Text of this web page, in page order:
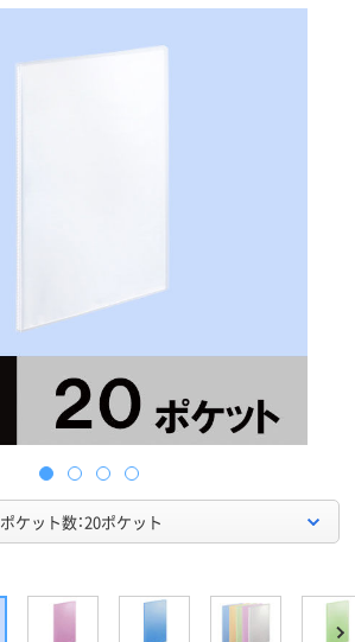
ポケット数：20ポケット